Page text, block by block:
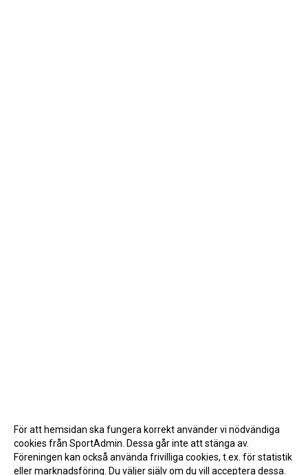
För att hemsidan ska fungera korrekt använder vi nödvändiga
cookies från SportAdmin. Dessa går inte att stänga av.
Föreningen kan också använda frivilliga cookies, t.ex. för statistik
eller marknadsföring. Du väljer själv om du vill acceptera dessa.